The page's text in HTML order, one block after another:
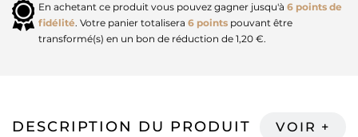
En achetant ce produit vous pouvez gagner jusqu'à 6 points de
fidélité. Votre panier totalisera 6 points pouvant être
transformé(s) en un bon de réduction de 1,20 €.
DESCRIPTION DU PRODUIT